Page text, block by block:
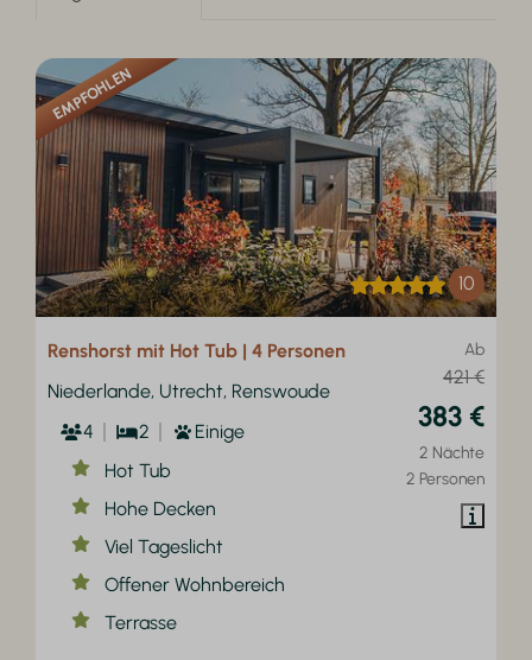
EMPFOHLEN
10
Ab
421 €
383 €
2 Nächte
2 Personen
Renshorst mit Hot Tub | 4 Personen
Niederlande, Utrecht, Renswoude
4
2
Einige
Hot Tub
Hohe Decken
Viel Tageslicht
Offener Wohnbereich
Terrasse